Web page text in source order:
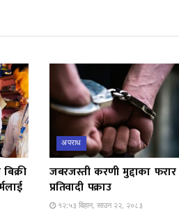
अपराध
जबरजस्ती करणी मुद्दाका फरार
प्रतिवादी पक्राउ
१२:५३ बिहान, साउन २२, २०८३